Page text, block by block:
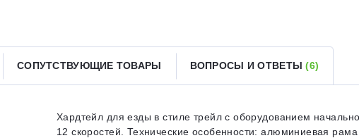
СОПУТСТВУЮЩИЕ ТОВАРЫ ВОПРОСЫ И ОТВЕТЫ(6)
Хардтейл для езды в стиле трейл с оборудованием
12 скоростей. Технические особенности: алюминиевая